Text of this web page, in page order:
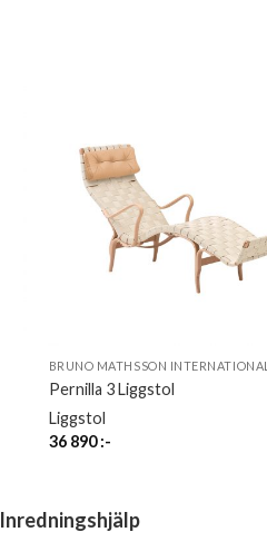
BRUNO MATHSSON INTERNATIONAL
Pernilla 3 Liggstol
Liggstol
36 890:-
Inredningshjälp